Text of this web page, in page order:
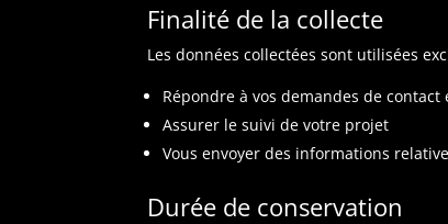
Finalité de la collecte
Les données collectées sont utilisées
Répondre à vos demandes de contact
Assurer le suivi de votre projet
Vous envoyer des informations
Durée de conservation